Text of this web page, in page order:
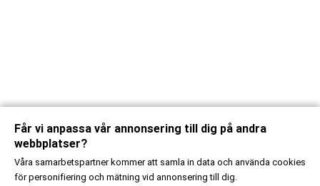
Får vi anpassa vår annonsering till dig på andra
webbplatser?
Våra samarbetspartner kommer att samla in data och använda cookies
för personifiering och mätning vid annonsering till dig.